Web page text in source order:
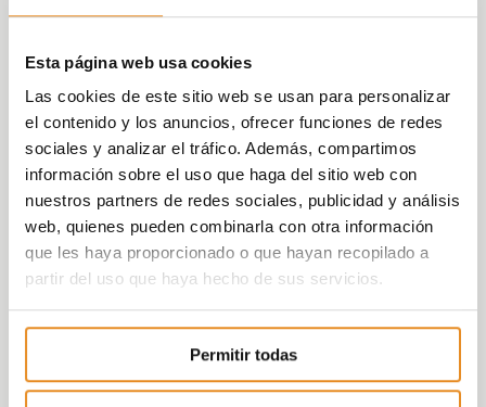
Esta página web usa cookies
Las cookies de este sitio web se usan para personalizar
el contenido y los anuncios, ofrecer funciones de redes
sociales y analizar el tráfico. Además, compartimos
información sobre el uso que haga del sitio web con
nuestros partners de redes sociales, publicidad y análisis
web, quienes pueden combinarla con otra información
que les haya proporcionado o que hayan recopilado a
partir del uso que haya hecho de sus servicios.
Permitir todas